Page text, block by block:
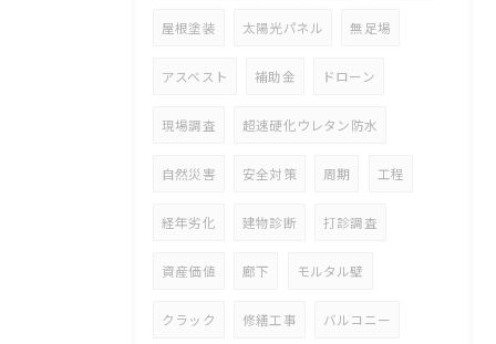
屋根塗装 太陽光パネル 無足場
アスベスト 補助金 ドローン
現場調査 超速硬化ウレタン防水
自然災害 安全対策 周期 工程
経年劣化 建物診断 打診調査
資産価値 廊下 モルタル壁
クラック 修繕工事 バルコニー